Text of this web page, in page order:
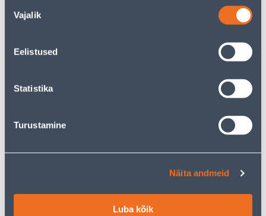
valik
Vajalik
Eelistused
Statistika
Turustamine
Näita andmeid
Luba kõik
LÜLITI BERKER LED S.1